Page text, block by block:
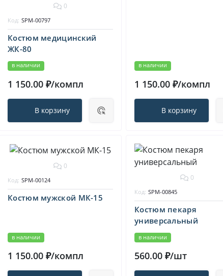
0
Костюм медицинский
ЖК-80
в наличии
Код: SPM-00797
1 150.00 ₽/компл
В корзину
в наличии
1 150.00 ₽/компл
В корзину
0
Костюм мужской МК-15
в наличии
Код: SPM-00124
1 150.00 ₽/компл
0
Костюм пекаря
универсальный
в наличии
Код: SPM-00845
560.00 ₽/шт